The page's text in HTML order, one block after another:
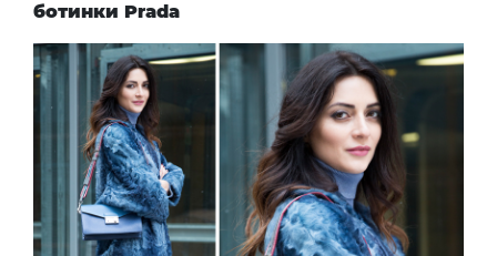
ботинки Prada